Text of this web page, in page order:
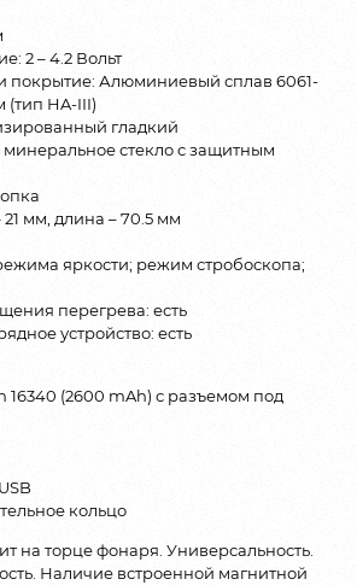
2 – 4.2 Вольт
покрытие: Алюминиевый сплав 6061-
(тип HA-III)
гладкий
минеральное стекло с защитным
мм, длина – 70.5 мм
яркости; режим стробоскопа;
перегрева: есть
устройство: есть
16340 (2600 mAh) с разъемом под
кольцо
на торце фонаря. Универсальность.
Наличие встроенной магнитной